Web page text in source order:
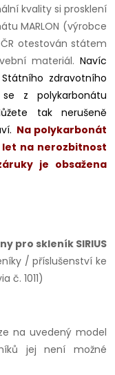
kvality si prosklení
MARLON (výrobce
otestován státem
materiál. Navíc
zdravotního
z polykarbonátu
tak nerušeně
Na polykarbonát
let na nerozbitnost
je obsažena
pro skleník SIRIUS
/ příslušenství ke
č. 1011)
na uvedený model
jej není možné